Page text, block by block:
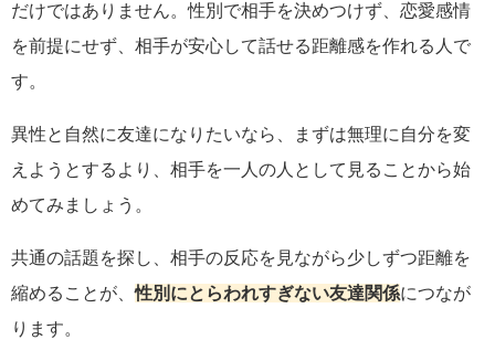
だけではありません。性別で相手を決めつけず、恋愛感情
を前提にせず、相手が安心して話せる距離感を作れる人で
す。
異性と自然に友達になりたいなら、まずは無理に自分を変
えようとするより、相手を一人の人として見ることから始
めてみましょう。
共通の話題を探し、相手の反応を見ながら少しずつ距離を
縮めることが、性別にとらわれすぎない友達関係につなが
ります。